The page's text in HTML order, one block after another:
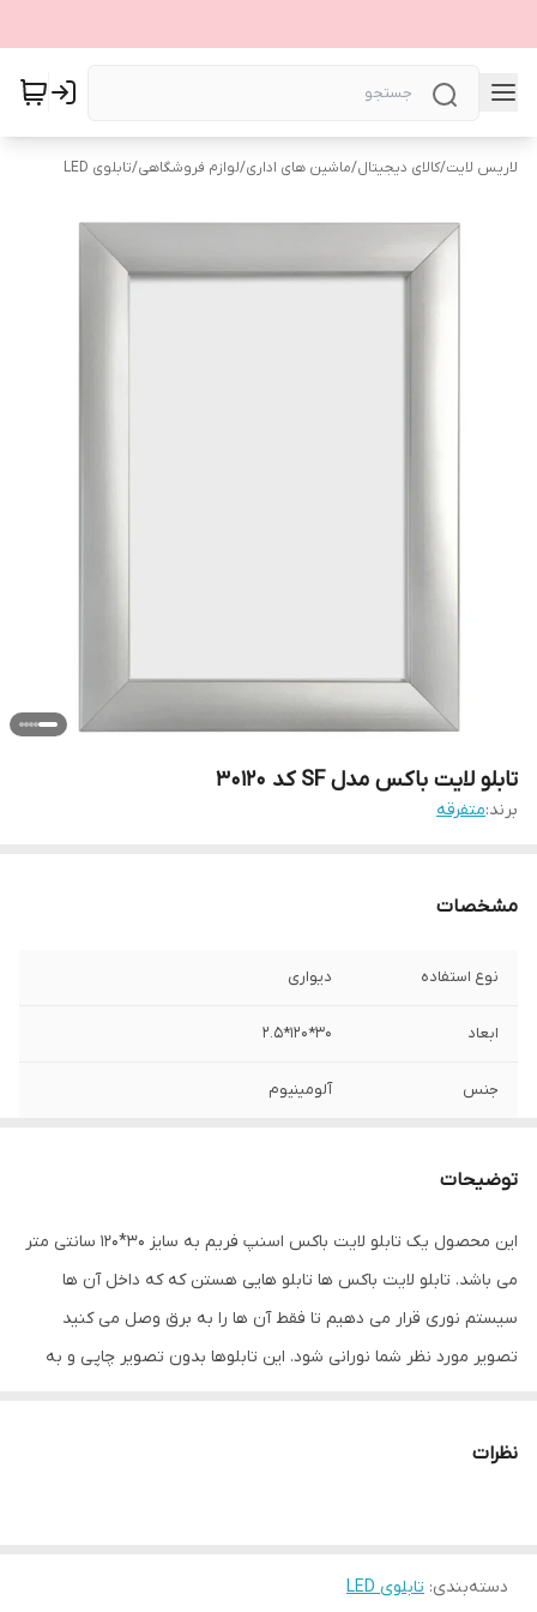
لاریس لایت/کالای دیجیتال/ماشین های اداری/لوازم فروشگاهی/تابلوی LED
تابلو لایت باکس مدل SF کد 30120
برند:متفرقه
مشخصات
نوع استفاده دیواری
ابعاد 30*120*2.5
جنس آلومینیوم
توضیحات
این محصول یک تابلو لایت باکس اسنپ فریم به سایز 30*120 سانتی متر
می باشد. تابلو لایت باکس ها تابلو هایی هستن که که داخل آن ها
سیستم نوری قرار می دهیم تا فقط آن ها را به برق وصل می کنید
تصویر مورد نظر شما نورانی شود. این تابلوها بدون تصویر چاپی و به
جلوگیری از آسیب های احتمالی به تصویر بک لایت، روی آن یک پلکسی
نظرتان را به صورت جداگانه بر روی بک لایت چاپ کنید و در داخل این
نظرات
دسته‌بندی: تابلوی LED